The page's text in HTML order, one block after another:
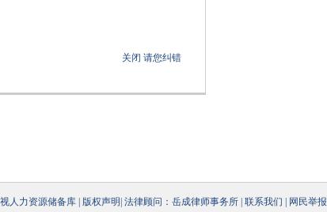
关闭 请您纠错
人力资源储备库 版权声明 法律顾问：岳成律师事务所 联系我们 网民举报